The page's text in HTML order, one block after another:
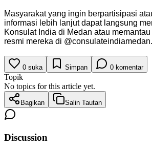
Masyarakat yang ingin berpartisipasi
informasi lebih lanjut dapat langsung
Konsulat India di Medan atau
resmi mereka di
0 suka Simpan 0 komentar
Topik
No topics for this article yet.
Bagikan Salin Tautan
Discussion